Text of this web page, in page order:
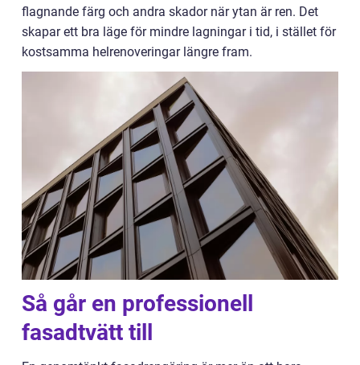
flagnande färg och andra skador när ytan är ren. Det
skapar ett bra läge för mindre lagningar i tid, i stället för
kostsamma helrenoveringar längre fram.
Så går en professionell
fasadtvätt till